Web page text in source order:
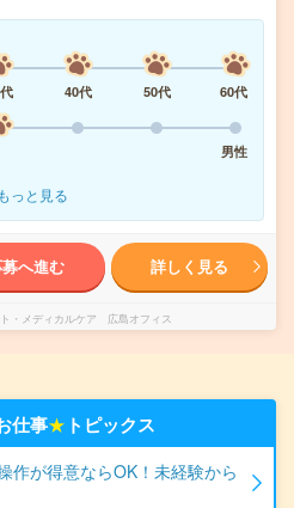
40代 50代
60代
男性
もっと見る
へ進む 詳しく見る
・メディカルケア 広島オフィス
仕事★ トピックス
作が得意ならOK！未経験から